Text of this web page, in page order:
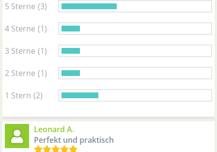
5 Sterne (3)
4 Sterne (1)
3 Sterne (1)
2 Sterne (1)
1 Stern (2)
Leonard A.
Perfekt und praktisch